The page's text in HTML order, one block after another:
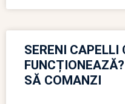
SERENI CAPELLI
SĂ COMANZI